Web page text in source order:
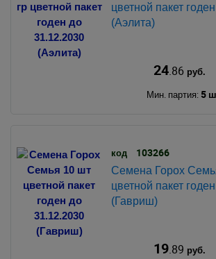
цветной пакет
(Аэлита)
24.86 руб.
Мин. партия: 5
код 103266
Семена Горох
цветной пакет
(Гавриш)
19.89 руб.